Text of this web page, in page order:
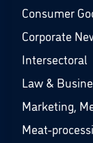
Consumer
Corporate
Intersectoral
Law &
Marketing,
Meat-